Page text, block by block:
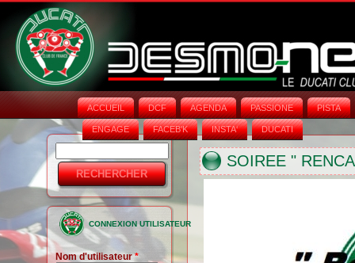
ACCUEIL DCF AGENDA PASSIONE PISTA
ENGAGE FACEB'K INSTA‘ DUCATI
Formulaire
de
recherche
CONNEXION UTILISATEUR
Nom d'utilisateur*
SOIREE "